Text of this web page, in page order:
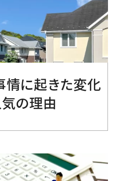
情に起きた変化
の理由